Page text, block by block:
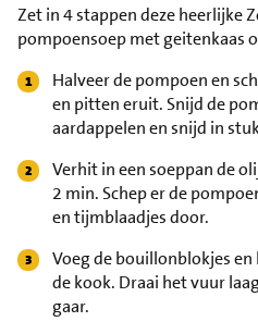
Zet in 4 stappen deze heerlijke
pompoensoep met geitenkaas
Halveer de pompoen en
en pitten eruit. Snijd de
aardappelen en snijd in
Verhit in een soeppan de
2 min. Schep er de
en tijmblaadjes door.
Voeg de bouillonblokjes
de kook. Draai het vuur
gaar.